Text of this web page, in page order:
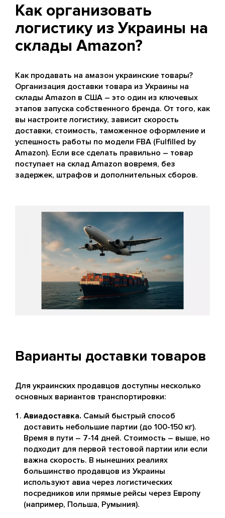
Как организовать
логистику из Украины на
склады Amazon?
Как продавать на амазон украинские товары?
Организация доставки товара из Украины на
склады Amazon в США – это один из ключевых
этапов запуска собственного бренда. От того, как
вы настроите логистику, зависит скорость
доставки, стоимость, таможенное оформление и
успешность работы по модели FBA (Fulfilled by
Amazon). Если все сделать правильно – товар
поступает на склад Amazon вовремя, без
задержек, штрафов и дополнительных сборов.
Варианты доставки товаров
Для украинских продавцов доступны несколько
основных вариантов транспортировки:
Авиадоставка. Самый быстрый способ
доставить небольшие партии (до 100-150 кг).
Время в пути – 7-14 дней. Стоимость – выше, но
подходит для первой тестовой партии или если
важна скорость. В нынешних реалиях
большинство продавцов из Украины
используют авиа через логистических
посредников или прямые рейсы через Европу
(например, Польша, Румыния).